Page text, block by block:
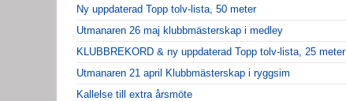
Ny uppdaterad Topp tolv-lista, 50 meter
Utmanaren 26 maj klubbmästerskap i medley
KLUBBREKORD & ny uppdaterad Topp tolv-lista, 25 meter
Utmanaren 21 april Klubbmästerskap i ryggsim
Kallelse till extra årsmöte